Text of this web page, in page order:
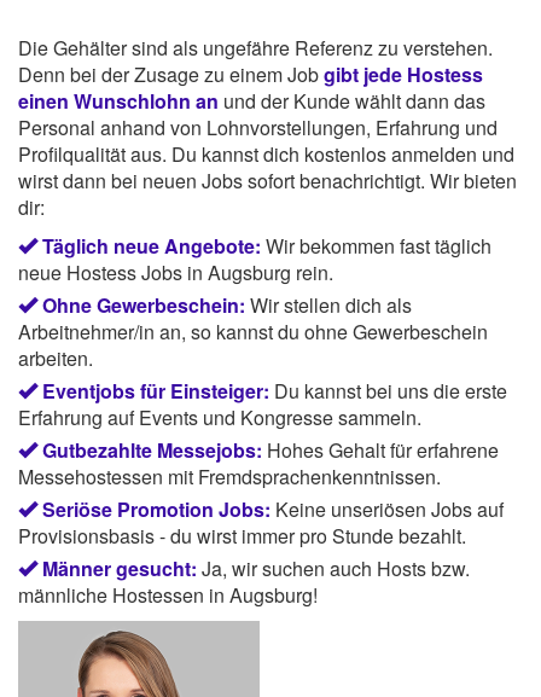
Die Gehälter sind als ungefähre Referenz zu verstehen.
Denn bei der Zusage zu einem Jobgibt jede Hostess
einen Wunschlohn an und der Kunde wählt dann das
Personal anhand von Lohnvorstellungen, Erfahrung und
Profilqualität aus. Du kannst dich kostenlos anmelden und
wirst dann bei neuen Jobs sofort benachrichtigt. Wir bieten
dir:
Täglich neue Angebote: Wir bekommen fast täglich
neue Hostess Jobs in Augsburg rein.
Ohne Gewerbeschein: Wir stellen dich als
Arbeitnehmer/in an, so kannst du ohne Gewerbeschein
arbeiten.
Eventjobs für Einsteiger: Du kannst bei uns die erste
Erfahrung auf Events und Kongresse sammeln.
Gutbezahlte Messejobs: Hohes Gehalt für erfahrene
Messehostessen mit Fremdsprachenkenntnissen.
Seriöse Promotion Jobs: Keine unseriösen Jobs auf
Provisionsbasis - du wirst immer pro Stunde bezahlt.
Männer gesucht: Ja, wir suchen auch Hosts bzw.
männliche Hostessen in Augsburg!